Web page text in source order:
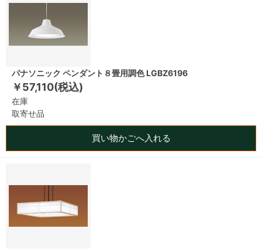
パナソニック ペンダント８畳用調色 LGBZ6196
￥57,110(税込)
在庫
取寄せ品
買い物かごへ入れる